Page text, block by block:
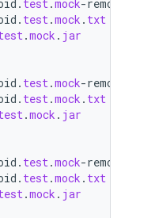
. test.mock-removed
. test.mock . txt
.mock . jar
. test.mock-removed
. test.mock . txt
.mock . jar
. test.mock-removed
. test.mock . txt
.mock . jar